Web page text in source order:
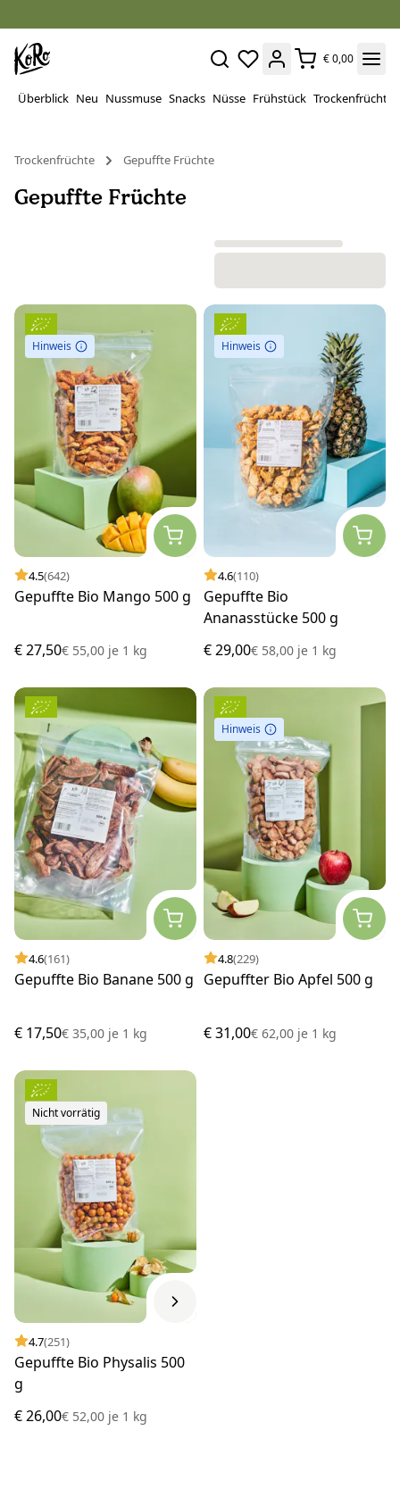
€ 0,00
Überblick Neu Nussmuse Snacks Nüsse Frühstück Trockenfrüchte
Trockenfrüchte
Gepuffte Früchte
Gepuffte Früchte
Hinweis
4.5(642)
Gepuffte Bio Mango 500 g
€ 27,50€ 55,00 je 1 kg
Hinweis
4.6(110)
Gepuffte Bio
Ananasstücke 500 g
€ 29,00€ 58,00 je 1 kg
4.6(161)
Gepuffte Bio Banane 500 g
€ 17,50€ 35,00 je 1 kg
Hinweis
4.8(229)
Gepuffter Bio Apfel 500 g
€ 31,00€ 62,00 je 1 kg
Nicht vorrätig
4.7(251)
Gepuffte Bio Physalis 500
g
€ 26,00€ 52,00 je 1 kg